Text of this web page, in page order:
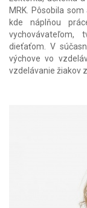
MRK. Pôsobila
kde náplňou
vychovávateľom,
dieťaťom. V
výchove vo
vzdelávanie žiakov z